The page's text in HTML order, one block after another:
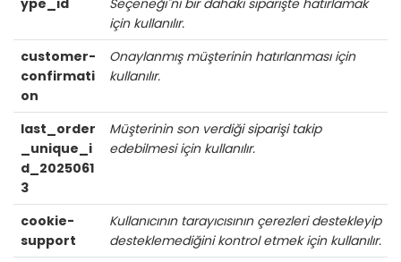
için kullanılır.
customer-
confirmati
on
Onaylanmış müşterinin hatırlanması için
kullanılır.
last_order
_unique_i
d_2025061
3
Müşterinin son verdiği siparişi takip
edebilmesi için kullanılır.
cookie-
support
Kullanıcının tarayıcısının çerezleri destekleyip
desteklemediğini kontrol etmek için kullanılır.